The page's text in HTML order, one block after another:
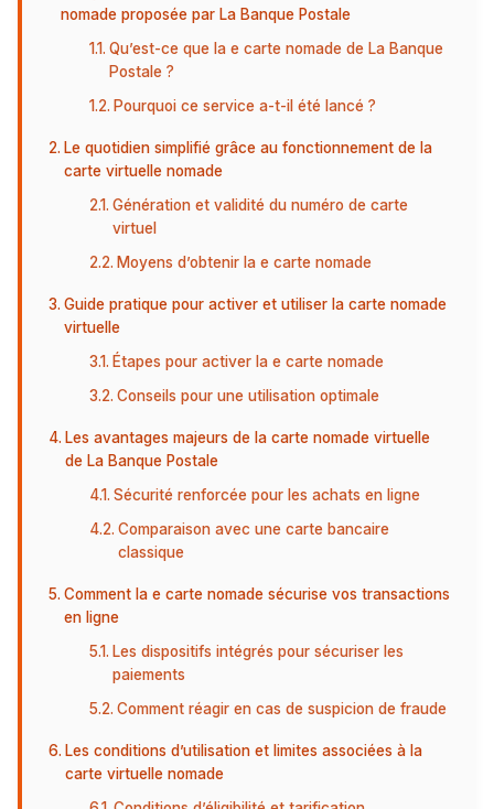
nomade proposée par La Banque Postale
Qu’est-ce que la e carte nomade de La Banque
Postale ?
Pourquoi ce service a-t-il été lancé ?
Le quotidien simplifié grâce au fonctionnement de la
carte virtuelle nomade
Génération et validité du numéro de carte
virtuel
Moyens d’obtenir la e carte nomade
Guide pratique pour activer et utiliser la carte nomade
virtuelle
Étapes pour activer la e carte nomade
Conseils pour une utilisation optimale
Les avantages majeurs de la carte nomade virtuelle
de La Banque Postale
Sécurité renforcée pour les achats en ligne
Comparaison avec une carte bancaire
classique
Comment la e carte nomade sécurise vos transactions
en ligne
Les dispositifs intégrés pour sécuriser les
paiements
Comment réagir en cas de suspicion de fraude
Les conditions d’utilisation et limites associées à la
carte virtuelle nomade